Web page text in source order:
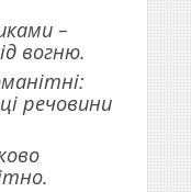
–
вогню.
речовини